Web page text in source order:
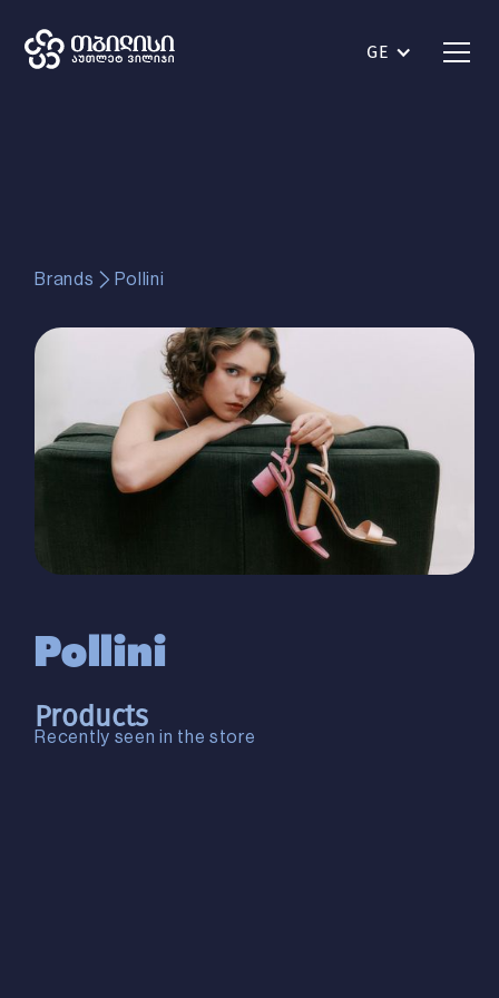
GE
Brands Pollini
Pollini
Products
Recently seen in the store